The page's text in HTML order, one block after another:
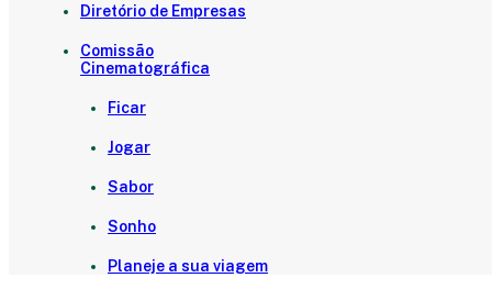
Diretório de Empresas
Comissão
Cinematográfica
Ficar
Jogar
Sabor
Sonho
Planeje a sua viagem